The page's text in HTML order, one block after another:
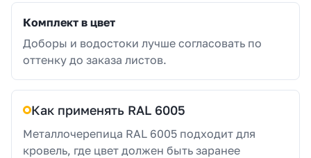
Комплект в цвет
Доборы и водостоки лучше согласовать по
оттенку до заказа листов.
Как применять RAL 6005
Металлочерепица RAL 6005 подходит для
кровель, где цвет должен быть заранее